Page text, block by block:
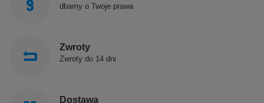
dbamy o Twoje prawa
Zwroty
Zwroty do 14 dni
Dostawa